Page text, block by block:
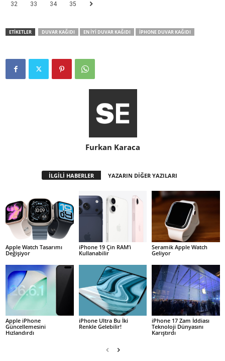
32
33 34 35
ETİKETLER DUVAR KAĞIDI EN İYI DUVAR KAĞIDI IPHONE DUVAR KAĞIDI
Furkan Karaca
İLGİLİ HABERLER YAZARIN DİĞER YAZILARI
Apple Watch Tasarımı
Değişiyor
iPhone 19 Çin RAM’i
Kullanabilir
Seramik Apple Watch
Geliyor
Apple iPhone
Güncellemesini
Hızlandırdı
iPhone Ultra Bu İki
Renkle Gelebilir!
iPhone 17 Zam İddiası
Teknoloji Dünyasını
Karıştırdı